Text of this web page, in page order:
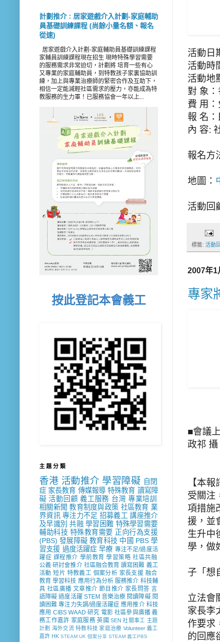
活動日
活動時
活動地
對 象
費 用
報 名
內 容:
報名方
地圖：
活動回
標籤: 活動
2007年1
專家
■會議
政祁 攝
【本
受關注
項措施
援，並
生升中
學，做
子「想
立法會
家長李
作要求
的回應
計劃推介 : 居家遊戲介入計劃-家庭輔助
員基礎訓練課程 (尚餘小量名額、報名
從速)
居家遊戲介入計劃-家庭輔助員基礎訓練課程
家輔員訓練課程現在招生 現時特殊學習需要
的服務需求非常迫切，計劃將 培育一些有心
又專業的家庭輔助員，到特教孩子家裏協助訓
練，加上與專業治療師的緊密合作及互助下，
相信一定能減輕社區需求的壓力，亦能成為特
教服務的生力軍！已服務協會一年以上...
按此登記本會義工
主 題 分 類
香港 活動推介 學習障礙 自閉
症 家長教育 傳媒報導 特殊教育 讀寫障
礙 活動回顧 義工服務 台灣 專業培訓
相關新聞 教育制度與政策 社區教育 業
界資訊 專注力不足 招募義工 講座推介
及早識別 共融 學習困難 特殊學習需要
輔助科技 特殊教育需要 正向行為支援
(PBS) 發展障礙 教育科技 中國 PBS 學
習支援 過度活躍症 早療 專注不足/過度活
躍症 課程推介 學前教育 學習策略 社區共融
公義 研討會推介 社區融合教育 讀寫困難 義工
活動 短片 特教義工 個案分析 家長支援 融合
教育 學習科技 應用行為分析 服務推介 科技輔
具 社區廣播 文章推介 節目推介 家長問答 言
語障礙 過度活躍 STEM 音樂治療 閱讀障礙 閱
讀困難 專注力失調/過度活躍症 應用推介 科技
應用 CIBS WAAD 研究 電影 社區參與廣播 義
務工作嘉許 家庭服務 英國 SEN 社關事工 主題
計劃 海外交流 特教科技 家庭治療 Volunteer 義工
嘉許 HK STEAM UK 個案分享 STEAM 義工PBS